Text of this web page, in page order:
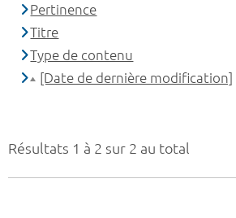
Résultats 1 à 2 sur 2 au total
Pertinence
Titre
Type de contenu
[Date de dernière modification]